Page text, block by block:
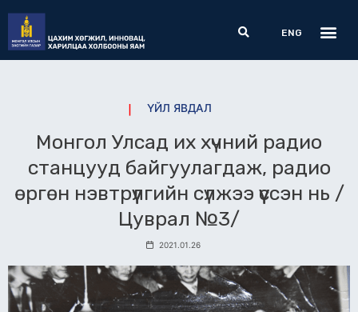
content
Search
ENG
ҮЙЛ ЯВДАЛ
Монгол Улсад их хүчний радио
станцууд байгуулагдаж, радио
өргөн нэвтрүүлгийн сүлжээ үүссэн нь /
Цуврал №3/
2021.01.26